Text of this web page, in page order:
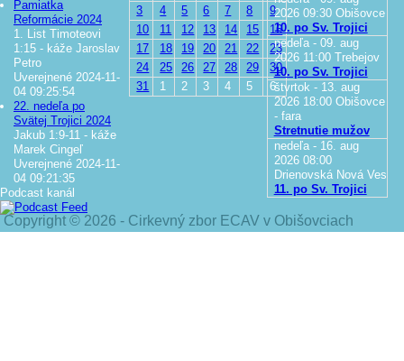
Copyright © 2026 - Cirkevný zbor ECAV v Obišovciach
Pamiatka
Reformácie 2024
1. List Timoteovi
1:15 - káže Jaroslav
Petro
Uverejnené 2024-11-
04 09:25:54
22. nedeľa po
Svätej Trojici 2024
Jakub 1:9-11 - káže
Marek Cingeľ
Uverejnené 2024-11-
04 09:21:35
Podcast kanál
3 4 5 6 7 8
9
10
11 12 13 14 15
16
17
18 19 20 21 22
23
24
25 26 27 28 29
30
31
1 2 3 4 5 6
2026 09:30 Obišovce
10. po Sv. Trojici
nedeľa - 09. aug
2026 11:00 Trebejov
10. po Sv. Trojici
štvrtok - 13. aug
2026 18:00 Obišovce
- fara
Stretnutie mužov
nedeľa - 16. aug
2026 08:00
Drienovská Nová Ves
11. po Sv. Trojici